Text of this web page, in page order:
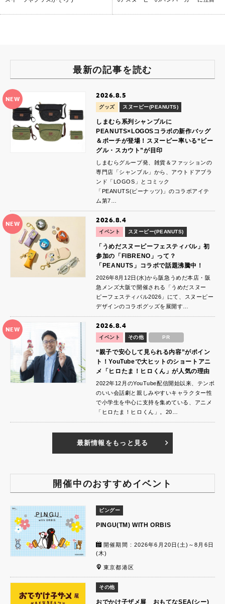
最新の記事を読む
NEW 2026.8.5
グッズ スヌーピー(PEANUTS)
しまむら系列シャンブルに
PEANUTS×LOGOSコラボの新作バッグ
＆ポーチが登場！スヌーピー率いる“ビー
グル・スカウト”が目印
しまむらグループ発、雑貨＆ファッションの
専門店「シャンブル」から、アウトドアブラ
ンド「LOGOS」とコミック
「PEANUTS(ピーナッツ)」のコラボアイテ
ム第7…
NEW 2026.8.4
イベント スヌーピー(PEANUTS)
「うめだスヌーピーフェスティバル」初
参加の「FIBRENO」って？
「PEANUTS」コラボで話題沸騰中！
2026年8月12日(水)から阪急うめだ本店・阪
急メンズ大阪で開催される「うめだスヌー
ピーフェスティバル2026」にて、スヌーピー
デザインのコラボグッズを展開す…
NEW 2026.8.4
イベント その他 PR
“親子で安心して見られる内容”がポイン
ト！YouTubeで大ヒットのショートアニ
メ「ヒロたま！ヒロくん」が人気の理由
2022年12月のYouTube配信開始以来、テンポ
のいい会話劇と親しみやすいキャラクター性
で小学生を中心に支持を集めている、アニメ
「ヒロたま！ヒロくん」。20…
最新情報をもっと見る
開催中のおすすめイベント
ピングー
PINGU(TM) WITH ORBIS
開催期間 : 2026年6月20日(土)～8月6日
(木)
東京都港区
その他
おでかけ子ザメ展 おもてなSEA(シー)